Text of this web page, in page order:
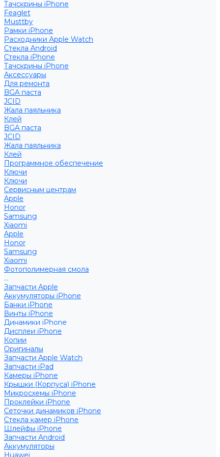
Тачскрины iPhone
Feaglet
Musttby
Рамки iPhone
Расходники Apple Watch
Стекла Android
Стекла iPhone
Тачскрины iPhone
Аксессуары
Для ремонта
BGA паста
JCID
Жала паяльника
Клей
BGA паста
JCID
Жала паяльника
Клей
Программное обеспечение
Ключи
Ключи
Сервисным центрам
Apple
Honor
Samsung
Xiaomi
Apple
Honor
Samsung
Xiaomi
Фотополимерная смола
...
Запчасти Apple
Аккумуляторы iPhone
Банки iPhone
Винты iPhone
Динамики iPhone
Дисплеи iPhone
Копии
Оригиналы
Запчасти Apple Watch
Запчасти iPad
Камеры iPhone
Крышки (Корпуса) iPhone
Микросхемы iPhone
Проклейки iPhone
Сеточки динамиков iPhone
Стекла камер iPhone
Шлейфы iPhone
Запчасти Android
Аккумуляторы
Huawei